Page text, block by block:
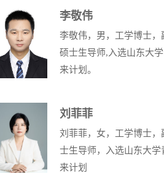
李敬伟
李敬伟，男，工学博士，
硕士生导师,入选山东大
来计划。
刘菲菲
刘菲菲，女，工学博士，
士生导师，入选山东大学
来计划